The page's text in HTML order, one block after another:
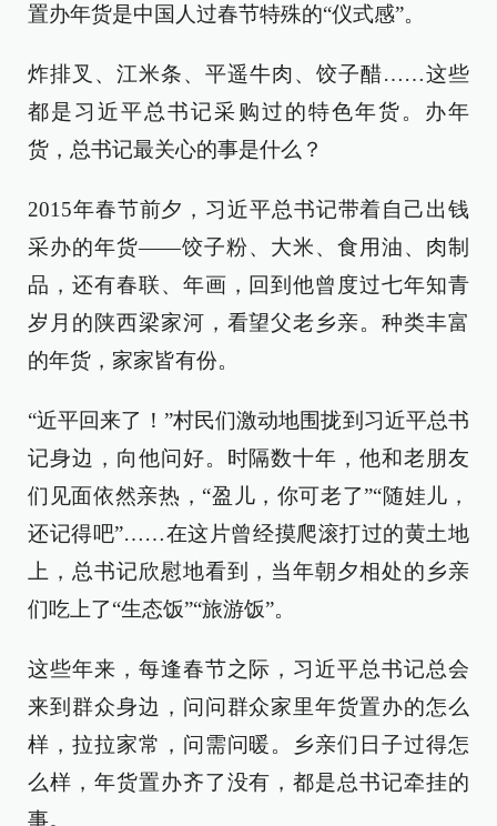
置办年货是中国人过春节特殊的“仪式感”。
炸排叉、江米条、平遥牛肉、饺子醋……这些
都是习近平总书记采购过的特色年货。办年
货，总书记最关心的事是什么？
2015年春节前夕，习近平总书记带着自己出钱
采办的年货——饺子粉、大米、食用油、肉制
品，还有春联、年画，回到他曾度过七年知青
岁月的陕西梁家河，看望父老乡亲。种类丰富
的年货，家家皆有份。
“近平回来了！”村民们激动地围拢到习近平总书
记身边，向他问好。时隔数十年，他和老朋友
们见面依然亲热，“盈儿，你可老了”“随娃儿，
还记得吧”……在这片曾经摸爬滚打过的黄土地
上，总书记欣慰地看到，当年朝夕相处的乡亲
们吃上了“生态饭”“旅游饭”。
这些年来，每逢春节之际，习近平总书记总会
来到群众身边，问问群众家里年货置办的怎么
样，拉拉家常，问需问暖。乡亲们日子过得怎
么样，年货置办齐了没有，都是总书记牵挂的
事。